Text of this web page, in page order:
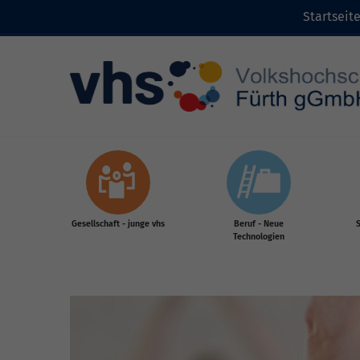
Startseite
Gesellschaft - junge vhs
Beruf - Neue
Technologien